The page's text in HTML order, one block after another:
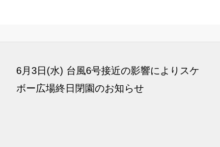
6月3日(水) 台風6号接近の影響によりスケ
ボー広場終日閉園のお知らせ